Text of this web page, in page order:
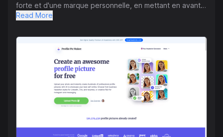
forte et d'une marque personnelle, en mettant en avant
l'impact d'une photo de profil professionnelle pour
utilisateurs peuvent ajuster leurs images à l'aide d'outils
qualité, son service client, et la rapidité des modifications
d'images. De plus, la plateforme fournit des informations
sur l'utilisation du service, une foire aux questions, et des
articles de blog sur l'amélioration des photos de profil.
PFPMaker vise à aider les utilisateurs à améliorer leur
Read More